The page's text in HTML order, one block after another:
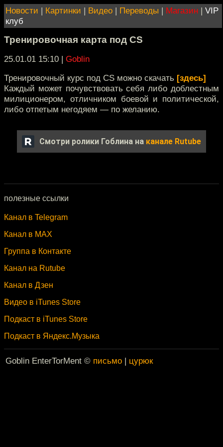
Новости | Картинки | Видео | Переводы | Магазин | VIP
клуб
Тренировочная карта под CS
25.01.01 15:10 | Goblin
Тренировочный курс под CS можно скачать [здесь]
Каждый может почувствовать себя либо доблестным
милиционером, отличником боевой и политической,
либо отпетым негодяем — по желанию.
Смотри ролики Гоблина на канале Rutube
полезные ссылки
Канал в Telegram
Канал в MAX
Группа в Контакте
Канал на Rutube
Канал в Дзен
Видео в iTunes Store
Подкаст в iTunes Store
Подкаст в Яндекс.Музыка
Goblin EnterTorMent © письмо | цурюк